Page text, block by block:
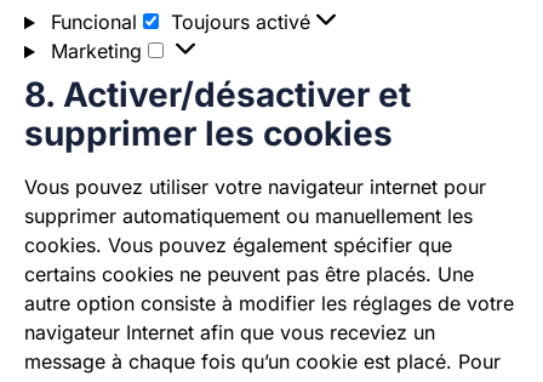
Funcional
Toujours activé
Marketing
8. Activer/désactiver et
supprimer les cookies
Vous pouvez utiliser votre navigateur internet pour
supprimer automatiquement ou manuellement les
cookies. Vous pouvez également spécifier que
certains cookies ne peuvent pas être placés. Une
autre option consiste à modifier les réglages de votre
navigateur Internet afin que vous receviez un
message à chaque fois qu’un cookie est placé. Pour